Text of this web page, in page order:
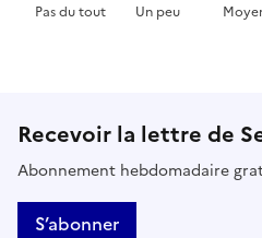
Pas du tout Un peu
Recevoir la lettre de
Abonnement hebdomadaire
S’abonner